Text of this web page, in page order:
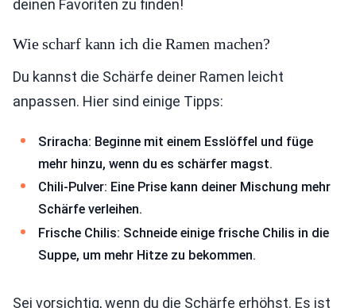
deinen Favoriten zu finden!
Wie scharf kann ich die Ramen machen?
Du kannst die Schärfe deiner Ramen leicht
anpassen. Hier sind einige Tipps:
Sriracha: Beginne mit einem Esslöffel und füge
mehr hinzu, wenn du es schärfer magst.
Chili-Pulver: Eine Prise kann deiner Mischung mehr
Schärfe verleihen.
Frische Chilis: Schneide einige frische Chilis in die
Suppe, um mehr Hitze zu bekommen.
Sei vorsichtig, wenn du die Schärfe erhöhst. Es ist